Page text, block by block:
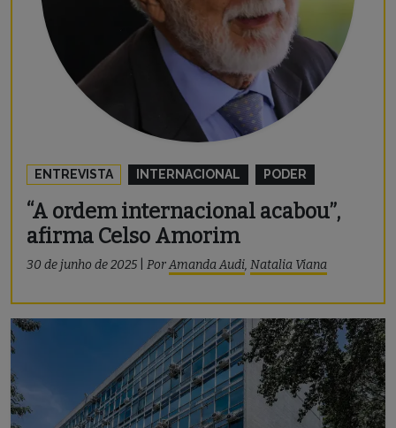
ENTREVISTA INTERNACIONAL PODER
“A ordem internacional acabou”,
afirma Celso Amorim
30 de junho de 2025 PorAmanda Audi, Natalia Viana